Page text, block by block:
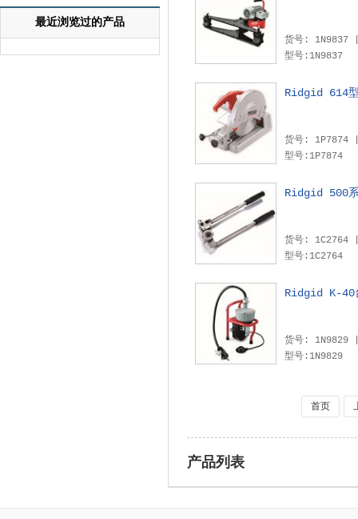
最近浏览过的产品
型号:1N9837
Ridgid 614
型号:1P7874
Ridgid 500系
型号:1C2764
Ridgid K-40
型号:1N9829
首页
产品列表